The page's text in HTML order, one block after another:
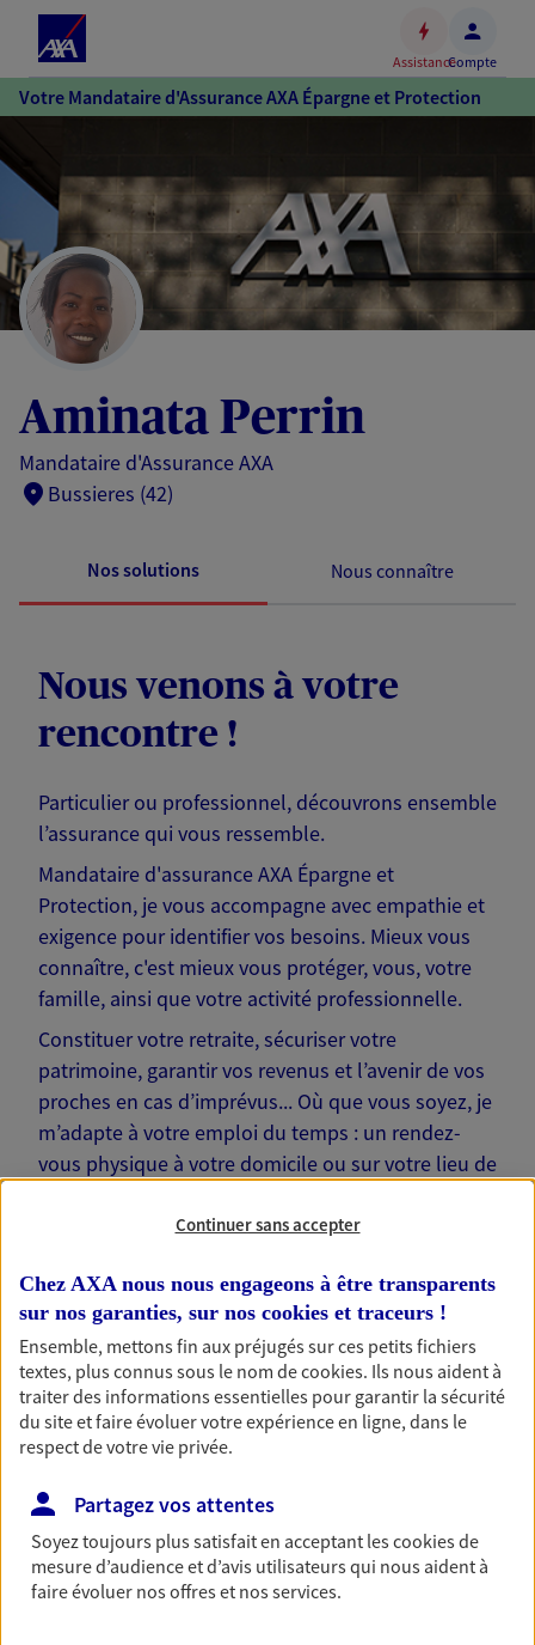
Accéder
au
Accéder
au
pied
de
page
AssistanceCompte
Votre Mandataire d'Assurance AXA Épargne et Protection
Aminata Perrin
Mandataire d'Assurance AXA
Bussieres (42)
Nos solutions Nous connaître
Nous venons à votre
rencontre !
Particulier ou professionnel, découvrons ensemble
l’assurance qui vous ressemble.
Mandataire d'assurance AXA Épargne et
Protection, je vous accompagne avec empathie et
exigence pour identifier vos besoins. Mieux vous
connaître, c'est mieux vous protéger, vous, votre
famille, ainsi que votre activité professionnelle.
Constituer votre retraite, sécuriser votre
patrimoine, garantir vos revenus et l’avenir de vos
proches en cas d’imprévus... Où que vous soyez, je
m’adapte à votre emploi du temps : un rendez-
vous physique à votre domicile ou sur votre lieu de
Nos offres phares
Épargne
Réalisez vos projets grâce à votre épargne : achat
immobilier, études des enfants ou voyage autour
du monde… Épargnez à votre rythme et
simplement, selon votre profil.
Continuer sans accepter
Chez AXA nous nous engageons à être transparents
sur nos garanties, sur nos cookies et traceurs !
Ensemble, mettons fin aux préjugés sur ces petits fichiers
textes, plus connus sous le nom decookies. Ils nous aident à
traiter des informations essentielles pour garantir la sécurité
du site et faire évoluer votre expérience en ligne, dans le
respect de votre vie privée.
Partagez vos attentes
Soyez toujours plus satisfait en acceptant lescookiesde
mesure d’audience et d’avis utilisateurs qui nous aident à
faire évoluer nos offres et nos services.